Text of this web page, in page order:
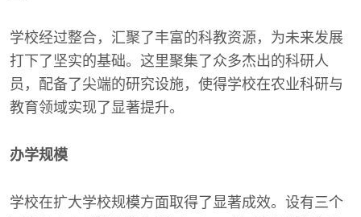
学校经过整合，汇聚了丰富的科教资源，为未来发展
打下了坚实的基础。这里聚集了众多杰出的科研人
员，配备了尖端的研究设施，使得学校在农业科研与
教育领域实现了显著提升。
办学规模
学校在扩大学校规模方面取得了显著成效。设有三个